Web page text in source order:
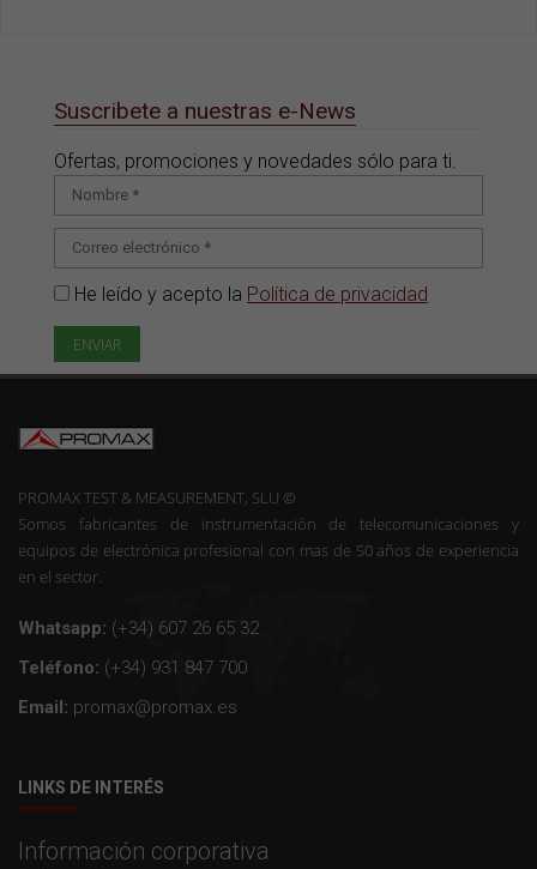
Suscribete a nuestras e-News
Ofertas, promociones y novedades sólo para ti.
He leído y acepto la Política de privacidad
PROMAX TEST & MEASUREMENT, SLU ©
Somos fabricantes de instrumentación de telecomunicaciones y
equipos de electrónica profesional con mas de 50 años de experiencia
en el sector.
Whatsapp: (+34) 607 26 65 32
Teléfono: (+34) 931 847 700
Email: promax@promax.es
LINKS DE INTERÉS
Información corporativa